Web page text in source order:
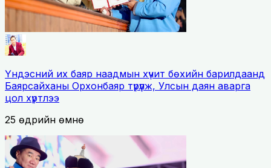
Үндэсний их баяр наадмын хүчит бөхийн барилдаанд
Баярсайханы Орхонбаяр түрүүлж, Улсын даян аварга
цол хүртлээ
25 өдрийн өмнө